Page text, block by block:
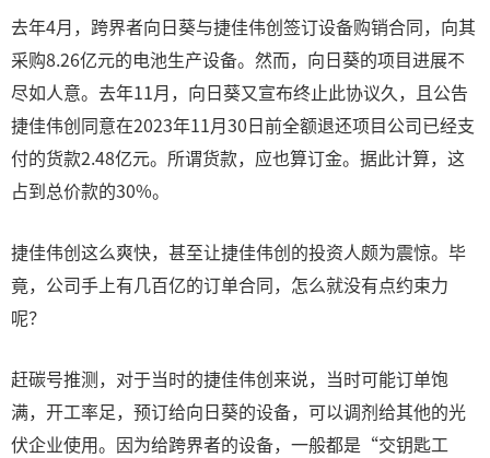
去年4月，跨界者向日葵与捷佳伟创签订设备购销合同，向其
采购8.26亿元的电池生产设备。然而，向日葵的项目进展不
尽如人意。去年11月，向日葵又宣布终止此协议久，且公告
捷佳伟创同意在2023年11月30日前全额退还项目公司已经支
付的货款2.48亿元。所谓货款，应也算订金。据此计算，这
占到总价款的30%。
捷佳伟创这么爽快，甚至让捷佳伟创的投资人颇为震惊。毕
竟，公司手上有几百亿的订单合同，怎么就没有点约束力
呢？
赶碳号推测，对于当时的捷佳伟创来说，当时可能订单饱
满，开工率足，预订给向日葵的设备，可以调剂给其他的光
伏企业使用。因为给跨界者的设备，一般都是“交钥匙工